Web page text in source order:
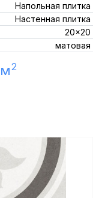
Напольная плитка
Настенная плитка
20x20
матовая
2